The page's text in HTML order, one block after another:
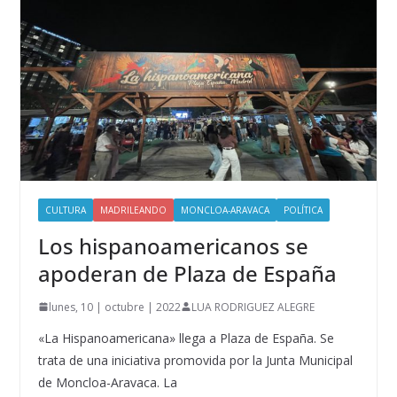
CULTURA MADRILEANDO MONCLOA-ARAVACA POLÍTICA
Los hispanoamericanos se
apoderan de Plaza de España
lunes, 10 | octubre | 2022 LUA RODRIGUEZ ALEGRE
«La Hispanoamericana» llega a Plaza de España. Se
trata de una iniciativa promovida por la Junta Municipal
de Moncloa-Aravaca. La